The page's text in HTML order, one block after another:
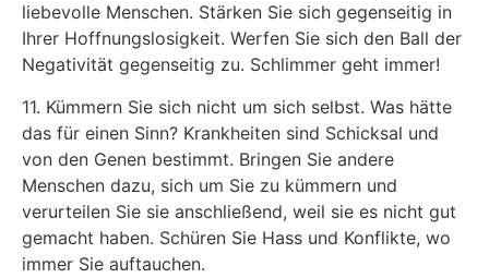
liebevolle Menschen. Stärken Sie sich gegenseitig in
Ihrer Hoffnungslosigkeit. Werfen Sie sich den Ball der
Negativität gegenseitig zu. Schlimmer geht immer!
11. Kümmern Sie sich nicht um sich selbst. Was hätte
das für einen Sinn? Krankheiten sind Schicksal und
von den Genen bestimmt. Bringen Sie andere
Menschen dazu, sich um Sie zu kümmern und
verurteilen Sie sie anschließend, weil sie es nicht gut
gemacht haben. Schüren Sie Hass und Konflikte, wo
immer Sie auftauchen.